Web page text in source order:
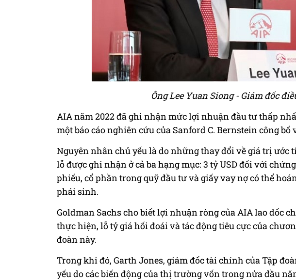
Ông Lee Yuan Siong - Giám đốc
AIAnăm 2022 đã ghi nhận mức lợi nhuận đầu tư thấp
một báo cáo nghiên cứu của Sanford C. Bernstein công bố
Nguyên nhân chủ yếu là do những thay đổi về giá trị ước
lỗ được ghi nhận ở cả ba hạng mục: 3 tỷ USDđối với chứng
phiếu, cổ phần trong quỹ đầu tư và giấy vay nợ có thể
phái sinh.
Goldman Sachs cho biết lợi nhuận ròng củaAIAlao dốc
thực hiện, lỗ tỷ giá hối đoái và tác động tiêu cực của
đoàn này.
Trong khi đó, Garth Jones, giám đốc tài chính của Tập
yếu do các biến động của thị trường vốn trong nửa đầu